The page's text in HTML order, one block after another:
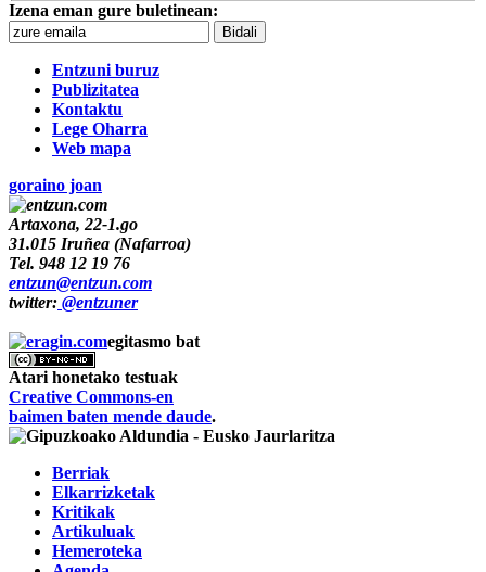
Izena eman gure buletinean:
Entzuni buruz
Publizitatea
Kontaktu
Lege Oharra
Web mapa
goraino joan
Artaxona, 22-1.go
31.015 Iruñea (Nafarroa)
Tel. 948 12 19 76
entzun@entzun.com
twitter: @entzuner
egitasmo bat
Atari honetako testuak
Creative Commons-en
baimen baten mende daude.
Berriak
Elkarrizketak
Kritikak
Artikuluak
Hemeroteka